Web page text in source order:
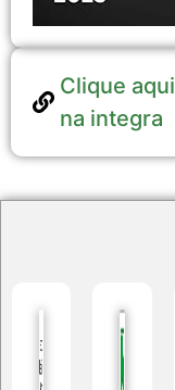
Clique
na integra